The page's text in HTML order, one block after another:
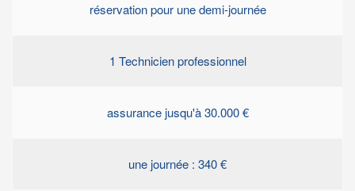
réservation pour une demi-journée
1 Technicien professionnel
assurance jusqu'à 30.000 €
une journée : 340 €